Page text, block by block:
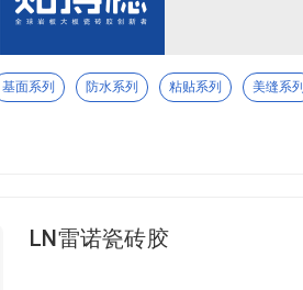
基面系列 防水系列 粘贴系列 美缝系
LN雷诺瓷砖胶